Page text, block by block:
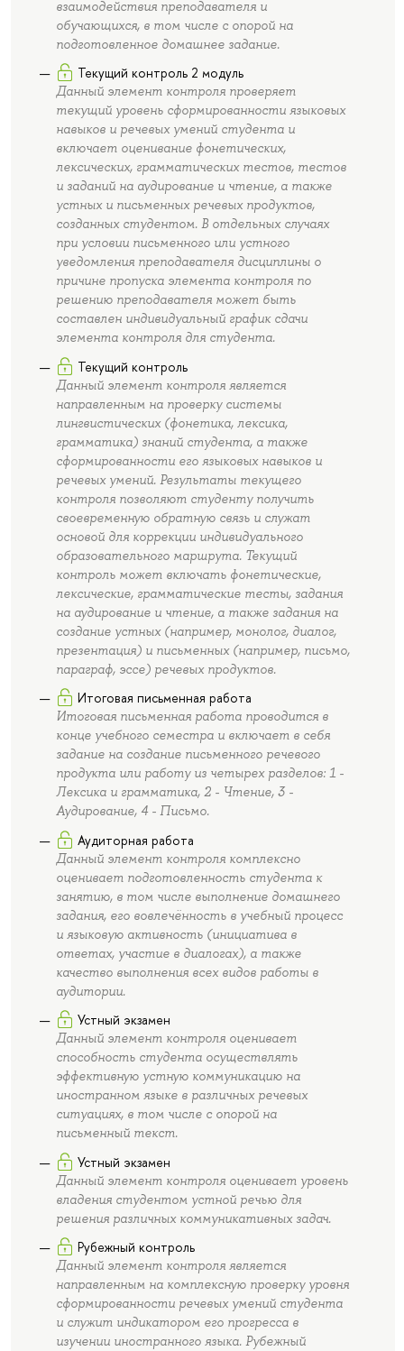
взаимодействия преподавателя и
обучающихся, в том числе с опорой на
подготовленное домашнее задание.
Текущий контроль 2 модуль
Данный элемент контроля проверяет
текущий уровень сформированности языковых
навыков и речевых умений студента и
включает оценивание фонетических,
лексических, грамматических тестов, тестов
и заданий на аудирование и чтение, а также
устных и письменных речевых продуктов,
созданных студентом. В отдельных случаях
при условии письменного или устного
уведомления преподавателя дисциплины о
причине пропуска элемента контроля по
решению преподавателя может быть
составлен индивидуальный график сдачи
элемента контроля для студента.
Текущий контроль
Данный элемент контроля является
направленным на проверку системы
лингвистических (фонетика, лексика,
грамматика) знаний студента, а также
сформированности его языковых навыков и
речевых умений. Результаты текущего
контроля позволяют студенту получить
своевременную обратную связь и служат
основой для коррекции индивидуального
образовательного маршрута. Текущий
контроль может включать фонетические,
лексические, грамматические тесты, задания
на аудирование и чтение, а также задания на
создание устных (например, монолог, диалог,
презентация) и письменных (например, письмо,
параграф, эссе) речевых продуктов.
Итоговая письменная работа
Итоговая письменная работа проводится в
конце учебного семестра и включает в себя
задание на создание письменного речевого
продукта или работу из четырех разделов: 1 -
Лексика и грамматика, 2 - Чтение, 3 -
Аудирование, 4 - Письмо.
Аудиторная работа
Данный элемент контроля комплексно
оценивает подготовленность студента к
занятию, в том числе выполнение домашнего
задания, его вовлечённость в учебный процесс
и языковую активность (инициатива в
ответах, участие в диалогах), а также
качество выполнения всех видов работы в
аудитории.
Устный экзамен
Данный элемент контроля оценивает
способность студента осуществлять
эффективную устную коммуникацию на
иностранном языке в различных речевых
ситуациях, в том числе с опорой на
письменный текст.
Устный экзамен
Данный элемент контроля оценивает уровень
владения студентом устной речью для
решения различных коммуникативных задач.
Рубежный контроль
Данный элемент контроля является
направленным на комплексную проверку уровня
сформированности речевых умений студента
и служит индикатором его прогресса в
изучении иностранного языка. Рубежный